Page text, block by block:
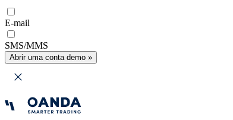
E-mail
SMS/MMS
Abrir uma conta demo »